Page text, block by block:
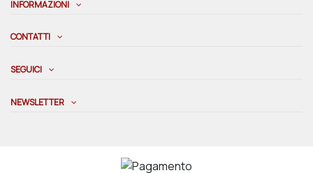
INFORMAZIONI
CONTATTI
SEGUICI
NEWSLETTER